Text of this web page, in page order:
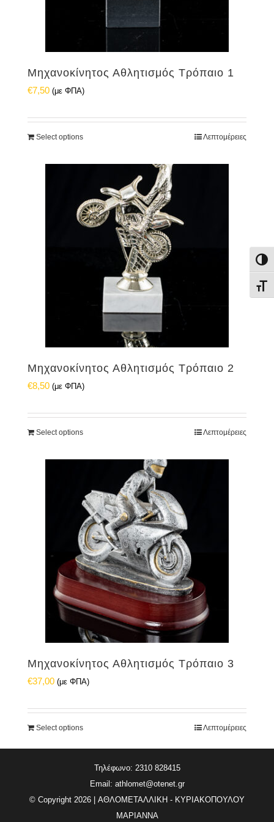
Μηχανοκίνητος Αθλητισμός Τρόπαιο 1
€7,50 (με ΦΠΑ)
Select options Λεπτομέρειες
Μηχανοκίνητος Αθλητισμός Τρόπαιο 2
€8,50 (με ΦΠΑ)
Select options Λεπτομέρειες
Μηχανοκίνητος Αθλητισμός Τρόπαιο 3
€37,00 (με ΦΠΑ)
Select options Λεπτομέρειες
Τηλέφωνο: 2310 828415
Email: athlomet@otenet.gr
© Copyright 2026 | ΑΘΛΟΜΕΤΑΛΛΙΚΗ - ΚΥΡΙΑΚΟΠΟΥΛΟΥ
ΜΑΡΙΑΝΝΑ